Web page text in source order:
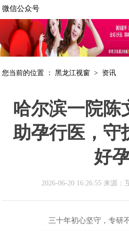
微信公众号
您当前的位置 ：黑龙江视窗 > 资讯
哈尔滨一院陈
助孕行医，守
好
2026-06-20 16:26:55 来源：
三十年初心坚守，专研